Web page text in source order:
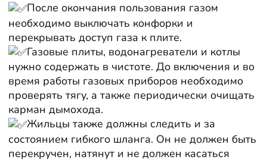
После окончания пользования газом
необходимо выключать конфорки и
перекрывать доступ газа к плите.
Газовые плиты, водонагреватели и котлы
нужно содержать в чистоте. До включения и во
время работы газовых приборов необходимо
проверять тягу, а также периодически очищать
карман дымохода.
Жильцы также должны следить и за
состоянием гибкого шланга. Он не должен быть
перекручен, натянут и не должен касаться